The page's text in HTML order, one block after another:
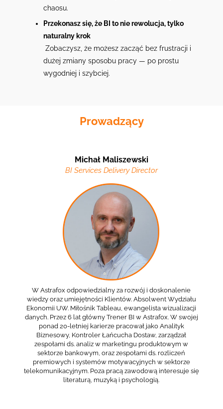
chaosu.
Przekonasz się, że BI to nie rewolucja, tylko
naturalny krok
Zobaczysz, że możesz zacząć bez frustracji i
dużej zmiany sposobu pracy — po prostu
wygodniej i szybciej.
Prowadzący
W Astrafox odpowiedzialny za rozwój i doskonalenie
wiedzy oraz umiejętności Klientów. Absolwent Wydziału
Ekonomii UW. Miłośnik Tableau, ewangelista wizualizacji
danych. Przez 6 lat główny Trener BI w Astrafox. W swojej
ponad 20-letniej karierze pracował jako Analityk
Biznesowy, Kontroler Łańcucha Dostaw, zarządzał
zespołami ds. analiz w marketingu produktowym w
sektorze bankowym, oraz zespołami ds. rozliczeń
premiowych i systemów motywacyjnych w sektorze
telekomunikacyjnym. Poza pracą zawodową interesuje się
literaturą, muzyką i psychologią.
BI Services Delivery Director
Michał Maliszewski